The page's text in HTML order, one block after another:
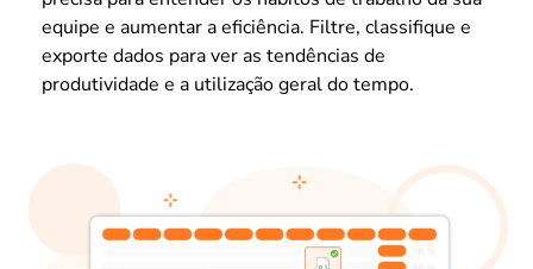
equipe e aumentar a eficiência. Filtre, classifique e
exporte dados para ver as tendências de
produtividade e a utilização geral do tempo.